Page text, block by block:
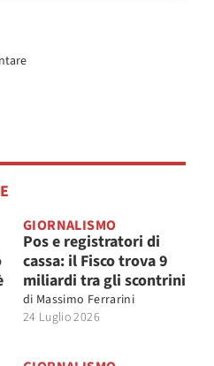
GIORNALISMO
Pos e registratori di
cassa: il Fisco trova 9
miliardi tra gli scontrini
di Massimo Ferrarini
24 Luglio 2026